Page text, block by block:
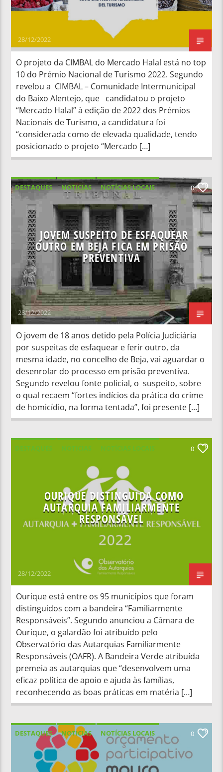
28/12/2022
O projeto da CIMBAL do Mercado Halal está no top
10 do Prémio Nacional de Turismo 2022. Segundo
revelou a CIMBAL – Comunidade Intermunicipal
do Baixo Alentejo, que candidatou o projeto
“Mercado Halal” à edição de 2022 dos Prémios
Nacionais de Turismo, a candidatura foi
“considerada como de elevada qualidade, tendo
posicionado o projeto “Mercado […]
DESTAQUES NOTICIAS
NOTÍCIAS LOCAIS
NOTÍCIAS NACIONAIS
0
JOVEM SUSPEITO DE ESFAQUEAR
OUTRO EM BEJA FICA EM PRISÃO
PREVENTIVA
28/12/2022
O jovem de 18 anos detido pela Polícia Judiciária
por suspeitas de esfaquear e ferir outro, da
mesma idade, no concelho de Beja, vai aguardar o
desenrolar do processo em prisão preventiva.
Segundo revelou fonte policial, o suspeito, sobre
o qual recaem “fortes indícios da prática do crime
de homicídio, na forma tentada”, foi presente […]
DESTAQUES NOTICIAS
NOTÍCIAS LOCAIS
0
OURIQUE DISTINGUIDA COMO
AUTARQUIA FAMILIARMENTE
RESPONSÁVEL
28/12/2022
Ourique está entre os 95 municípios que foram
distinguidos com a bandeira “Familiarmente
Responsáveis”. Segundo anunciou a Câmara de
Ourique, o galardão foi atribuído pelo
Observatório das Autarquias Familiarmente
Responsáveis (OAFR). A Bandeira Verde atribuída
premeia as autarquias que “desenvolvem uma
eficaz política de apoio e ajuda às famílias,
reconhecendo as boas práticas em matéria […]
DESTAQUES NOTICIAS
NOTÍCIAS LOCAIS
NOTÍCIAS NACIONAIS
0